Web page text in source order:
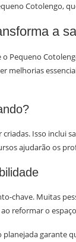
Cotolengo,
a
Pequeno
melhorias
criadas. Isso inclui
ajudarão os
chave. Muitas
reformar o
garante